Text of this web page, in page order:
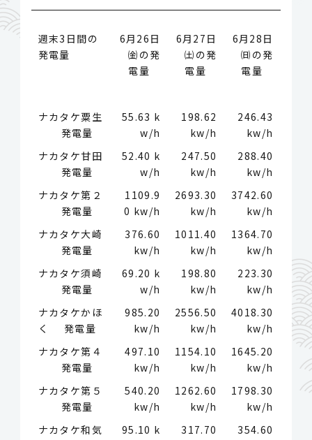
週末3日間の
発電量
6月26日
㈮の発
電量
6月27日
㈯の発
電量
6月28日
㈰の発
電量
ナカタケ粟生
発電量
55.63 k
w/h
198.62
kw/h
246.43
kw/h
ナカタケ甘田
発電量
52.40 k
w/h
247.50
kw/h
288.40
kw/h
ナカタケ第２
発電量
1109.9
0 kw/h
2693.30
kw/h
3742.60
kw/h
ナカタケ大崎
発電量
376.60
kw/h
1011.40
kw/h
1364.70
kw/h
ナカタケ須崎
発電量
69.20 k
w/h
198.80
kw/h
223.30
kw/h
ナカタケかほ
く 発電量
985.20
kw/h
2556.50
kw/h
4018.30
kw/h
ナカタケ第４
発電量
497.10
kw/h
1154.10
kw/h
1645.20
kw/h
ナカタケ第５
発電量
540.20
kw/h
1262.60
kw/h
1798.30
kw/h
ナカタケ和気
95.10 k
317.70
354.60